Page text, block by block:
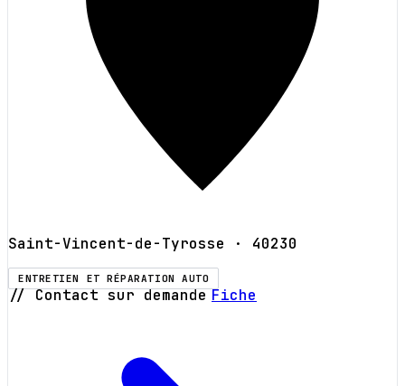
Saint-Vincent-de-Tyrosse · 40230
ENTRETIEN ET RÉPARATION AUTO
// Contact sur demande Fiche